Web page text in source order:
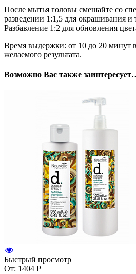
После мытья головы смешайте со
разведении 1:1,5 для окрашивания и
Разбавление 1:2 для обновления
Время выдержки: от 10 до 20 минут
желаемого результата.
Возможно Вас также
Быстрый просмотр
От: 1404 Р